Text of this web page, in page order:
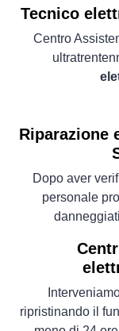
Tecnico
Centro
Riparazione
Dopo aver
personale
ripristinando il